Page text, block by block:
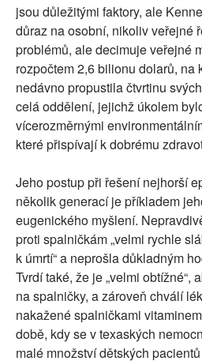
jsou důležitými faktory, ale
důraz na osobní, nikoliv veřejné
problémů, ale decimuje veřejné
rozpočtem 2,6 bilionu dolarů, na
nedávno propustila čtvrtinu
celá oddělení, jejichž úkolem
vícerozměrnými
které přispívají k dobrému
Jeho postup při řešení nejhorší
několik generací je příkladem
eugenického myšlení.
proti spalničkám „velmi rychle
k úmrtí“ a neprošla důkladným
Tvrdí také, že je „velmi obtížné“,
na spalničky, a zároveň chválí
nakažené spalničkami
době, kdy se v texaských
malé množství dětských